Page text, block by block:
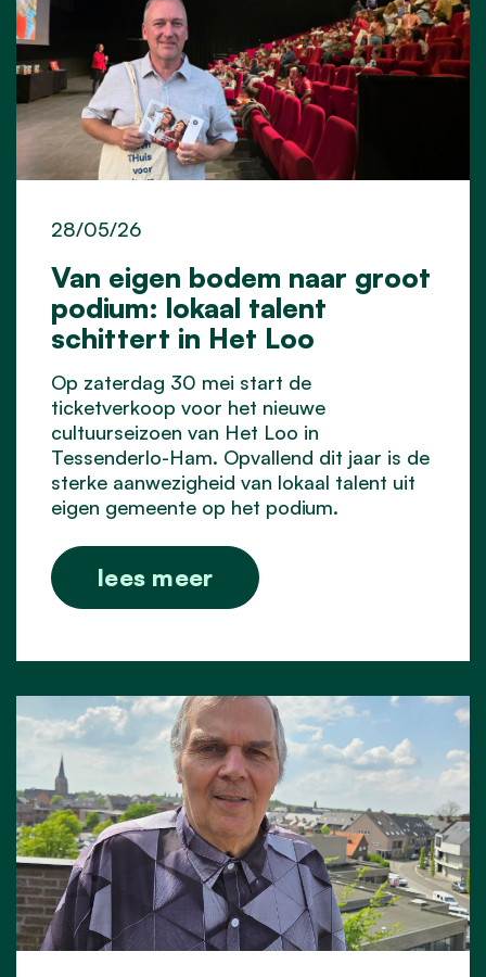
Van eigen bodem naar groot
podium: lokaal talent
schittert in Het Loo
28/05/26
Op zaterdag 30 mei start de
ticketverkoop voor het nieuwe
cultuurseizoen van Het Loo in
Tessenderlo-Ham. Opvallend dit jaar is de
sterke aanwezigheid van lokaal talent uit
eigen gemeente op het podium.
lees meer